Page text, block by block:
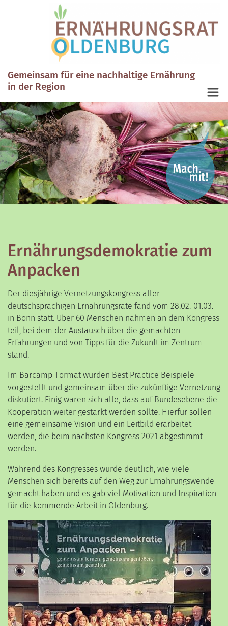
Gemeinsam für eine nachhaltige Ernährung
in der Region
Ernährungsdemokratie zum
Anpacken
Der diesjährige Vernetzungskongress aller
deutschsprachigen Ernährungsräte fand vom 28.02.-01.03.
in Bonn statt. Über 60 Menschen nahmen an dem Kongress
teil, bei dem der Austausch über die gemachten
Erfahrungen und von Tipps für die Zukunft im Zentrum
stand.
Im Barcamp-Format wurden Best Practice Beispiele
vorgestellt und gemeinsam über die zukünftige Vernetzung
diskutiert. Einig waren sich alle, dass auf Bundesebene die
Kooperation weiter gestärkt werden sollte. Hierfür sollen
eine gemeinsame Vision und ein Leitbild erarbeitet
werden, die beim nächsten Kongress 2021 abgestimmt
werden.
Während des Kongresses wurde deutlich, wie viele
Menschen sich bereits auf den Weg zur Ernährungswende
gemacht haben und es gab viel Motivation und Inspiration
für die kommende Arbeit in Oldenburg.